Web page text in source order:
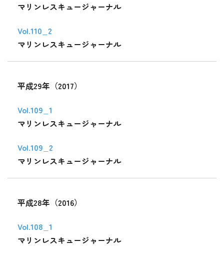
マリンレスキュージャーナル
Vol.110_2
マリンレスキュージャーナル
平成29年（2017）
Vol.109_1
マリンレスキュージャーナル
Vol.109_2
マリンレスキュージャーナル
平成28年（2016）
Vol.108_1
マリンレスキュージャーナル